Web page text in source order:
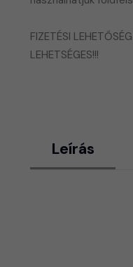
FIZETÉSI
LEHETSÉGES!!!
Leírás